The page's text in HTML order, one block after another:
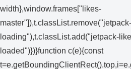
width},window.frames["likes-
loading"),t.classList.add("jetpack-
loaded")})}function c(e){const